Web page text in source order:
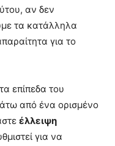
αν δεν
τα κατάλληλα
για το
επίπεδα του
από ένα ορισμένο
έλλειψη
για να